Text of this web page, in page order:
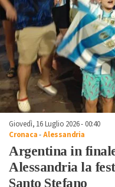
Giovedì, 16 Luglio 2026 - 00:40
Cronaca-Alessandria
Argentina in
Alessandria la
Santo Stefano